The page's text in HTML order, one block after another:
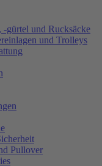
-gürtel und Rucksäcke
und Trolleys
Pullover